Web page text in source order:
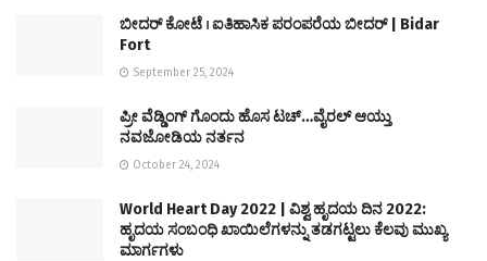
ಬೀದರ್ ಕೋಟೆ । ಐತಿಹಾಸಿಕ ಪರಂಪರೆಯ ಬೀದರ್ | Bidar
Fort
September 25, 2024
ಪ್ರೀ ವೆಡ್ಡಿಂಗ್ ಗೊಂದು ಹೊಸ ಟಚ್…ವೈರಲ್ ಆಯ್ತು
ನವಜೋಡಿಯ ನರ್ತನ
October 24, 2024
World Heart Day 2022 | ವಿಶ್ವ ಹೃದಯ ದಿನ 2022:
ಹೃದಯ ಸಂಬಂಧಿ ಖಾಯಿಲೆಗಳನ್ನು ತಡಗಟ್ಟಲು ಕೆಲವು ಮುಖ್ಯ
ಮಾರ್ಗಗಳು